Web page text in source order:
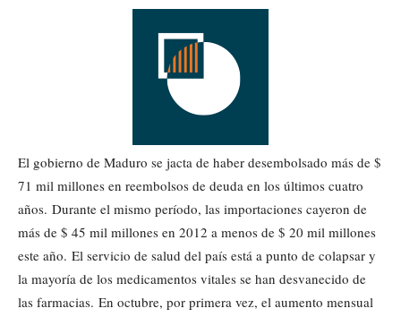
El gobierno de Maduro se jacta de haber desembolsado más de $
71 mil millones en reembolsos de deuda en los últimos cuatro
años. Durante el mismo período, las importaciones cayeron de
más de $ 45 mil millones en 2012 a menos de $ 20 mil millones
este año. El servicio de salud del país está a punto de colapsar y
la mayoría de los medicamentos vitales se han desvanecido de
las farmacias. En octubre, por primera vez, el aumento mensual